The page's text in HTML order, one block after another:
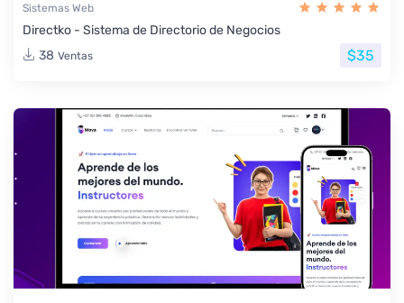
Sistemas Web
Directko - Sistema de Directorio de Negocios
38 Ventas $35